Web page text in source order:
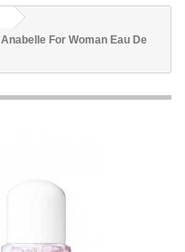
Anabelle For Woman Eau De